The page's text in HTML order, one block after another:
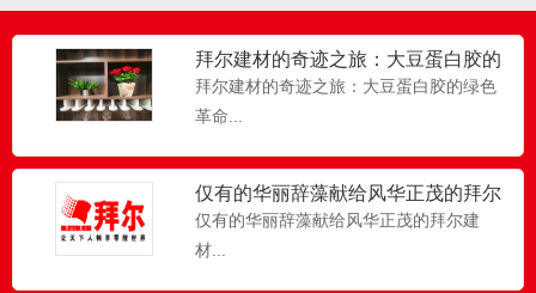
拜尔建材的奇迹之旅：大豆蛋白胶的
绿色革命
拜尔建材的奇迹之旅：大豆蛋白胶的绿色
革命...
仅有的华丽辞藻献给风华正茂的拜尔
建材
仅有的华丽辞藻献给风华正茂的拜尔建
材...
拜尔大豆蛋白胶无醛添加实木厚芯板
家...